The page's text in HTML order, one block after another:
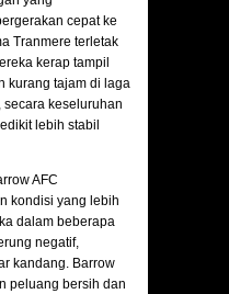
cepat ke
Tranmere terletak
kerap tampil
kurang tajam di laga
secara keseluruhan
lebih stabil
AFC
kondisi yang lebih
dalam beberapa
negatif,
kandang. Barrow
peluang bersih dan